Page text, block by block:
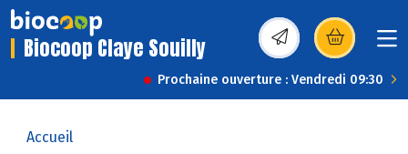
Biocoop Claye Souilly (s’ouvre dans une
Prochaine ouverture : Vendredi 09:30
Accueil